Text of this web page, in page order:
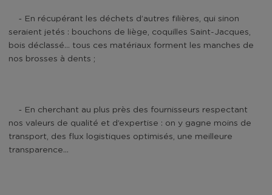
En récupérant les déchets d’autres filières, qui sinon
seraient jetés : bouchons de liège, coquilles Saint-Jacques,
bois déclassé… tous ces matériaux forment les manches de
nos brosses à dents ;
En cherchant au plus près des fournisseurs respectant
nos valeurs de qualité et d’expertise : on y gagne moins de
transport, des flux logistiques optimisés, une meilleure
transparence…